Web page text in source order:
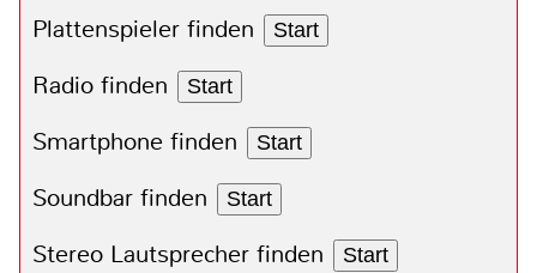
Plattenspieler finden Start
Radio finden Start
Smartphone finden Start
Soundbar finden Start
Stereo Lautsprecher finden Start